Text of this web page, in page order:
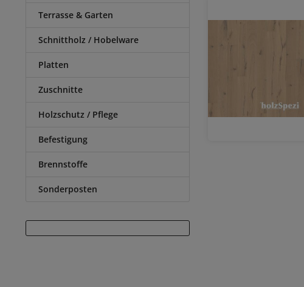
Terrasse & Garten
Schnittholz / Hobelware
Platten
Zuschnitte
Holzschutz / Pflege
Befestigung
Brennstoffe
Sonderposten